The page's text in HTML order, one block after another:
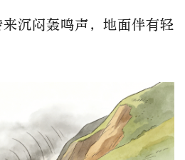
沉闷轰鸣声，地面伴有轻